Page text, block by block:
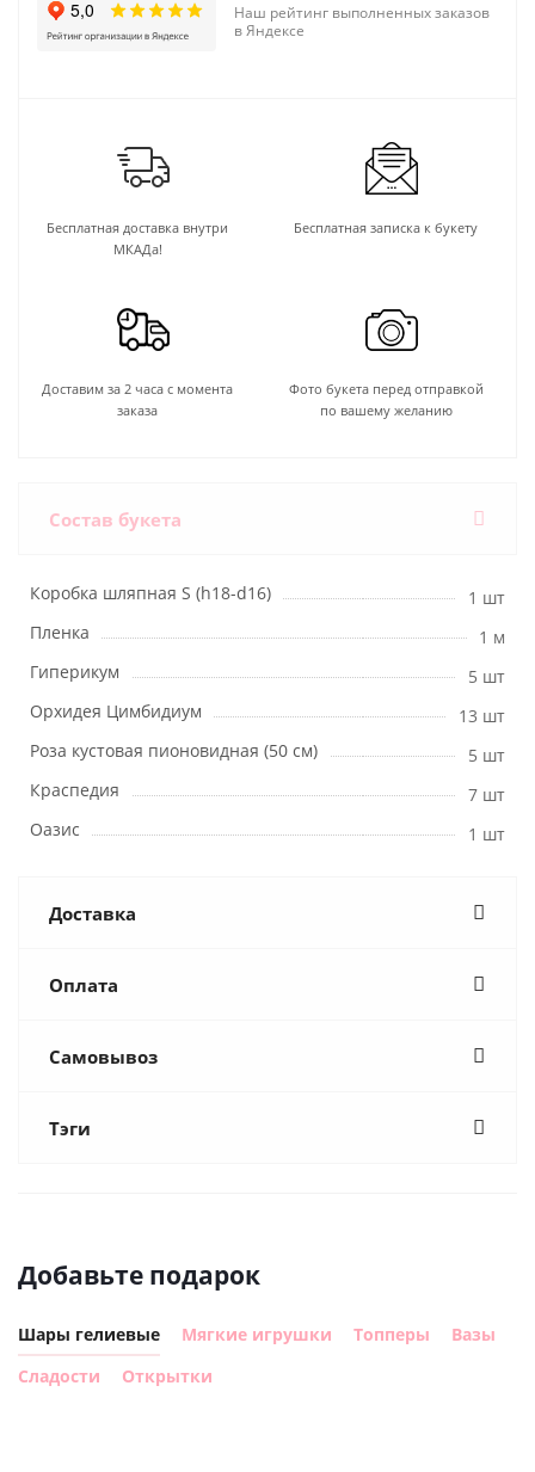
Наш рейтинг выполненных заказов
в Яндексе
Бесплатная доставка внутри
МКАДа!
Бесплатная записка к букету
Доставим за 2 часа с момента
заказа
Фото букета перед отправкой
по вашему желанию
Состав букета
Коробка шляпная S (h18-d16)
1 шт
Пленка
1 м
Гиперикум
5 шт
Орхидея Цимбидиум
13 шт
Роза кустовая пионовидная (50 см)
5 шт
Краспедия
7 шт
Оазис
1 шт
Доставка
Оплата
Самовывоз
Тэги
Добавьте подарок
Шары гелиевые Мягкие игрушки Топперы
Вазы
Сладости
Открытки